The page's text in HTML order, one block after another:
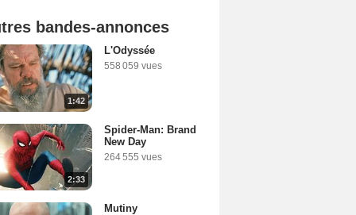
bandes-annonces
1:42
L'Odyssée
558 059 vues
2:33
Spider-Man: Brand
New Day
264 555 vues
Mutiny